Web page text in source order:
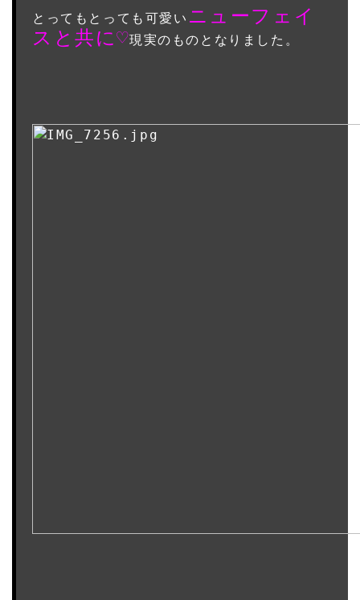
とってもとっても可愛い ニューフェイ
スと共に♡現実のものとなりました。